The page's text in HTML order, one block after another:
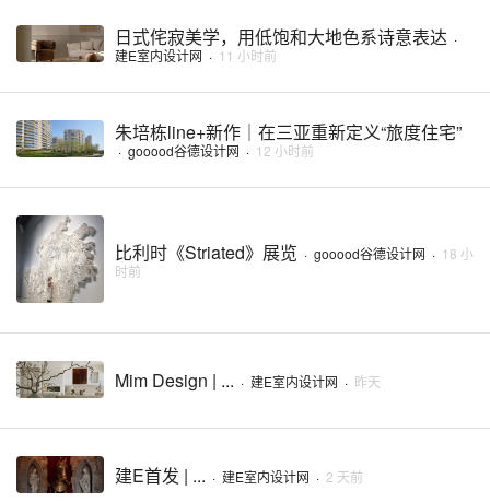
日式侘寂美学，用低饱和大地色系诗意表达 ·
建E室内设计网 · 11 小时前
朱培栋line+新作｜在三亚重新定义“旅度住宅”
· gooood谷德设计网 · 12 小时前
比利时《Striated》展览 · gooood谷德设计网 · 18 小
时前
Mim Design | ... · 建E室内设计网 · 昨天
建E首发 | ... · 建E室内设计网 · 2 天前